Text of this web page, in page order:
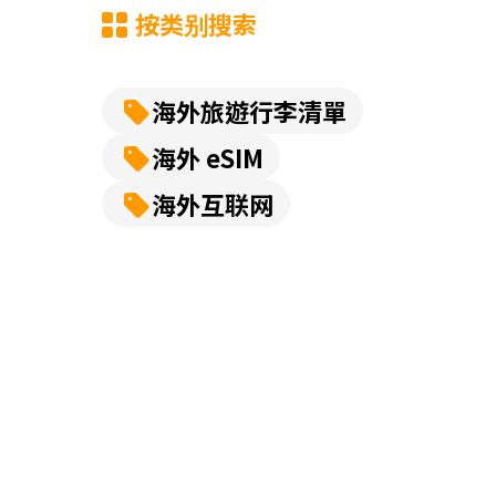
按类别搜索
海外旅遊行李清單
海外 eSIM
海外互联网